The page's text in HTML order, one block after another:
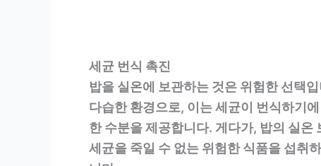
세균 번식 촉진
밥을 실온에 보관하는 것은 위험한 선택
다습한 환경으로, 이는 세균이 번식하기
한 수분을 제공합니다. 게다가, 밥의 실
세균을 죽일 수 없는 위험한 식품을 섭취